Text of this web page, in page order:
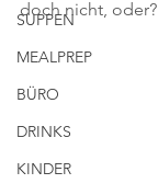
SUPPEN
MEALPREP
BÜRO
DRINKS
KINDER
doch nicht, oder?